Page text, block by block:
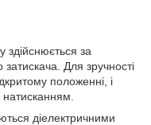
здійснюється за
Для зручності
положенні, і
діелектричними